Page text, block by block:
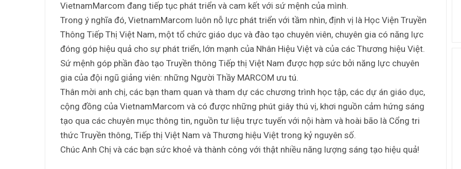
VietnamMarcom đang tiếp tục phát triển và cam kết với sứ mệnh của mình.
Trong ý nghĩa đó, VietnamMarcom luôn nỗ lực phát triển với tầm nhìn, định vị là Học Viện Truyền
Thông Tiếp Thị Việt Nam, một tổ chức giáo dục và đào tạo chuyên viên, chuyên gia có năng lực
đóng góp hiệu quả cho sự phát triển, lớn mạnh của Nhân Hiệu Việt và của các Thương hiệu Việt.
Sứ mệnh góp phần đào tạo Truyền thông Tiếp thị Việt Nam được hợp sức bởi năng lực chuyên
gia của đội ngũ giảng viên: những Người Thầy MARCOM ưu tú.
Thân mời anh chị, các bạn tham quan và tham dự các chương trình học tập, các dự án giáo dục,
cộng đồng của VietnamMarcom và có được những phút giây thú vị, khơi nguồn cảm hứng sáng
tạo qua các chuyên mục thông tin, nguồn tư liệu trực tuyến với nội hàm và hoài bão là Cổng tri
thức Truyền thông, Tiếp thị Việt Nam và Thương hiệu Việt trong kỷ nguyên số.
Chúc Anh Chị và các bạn sức khoẻ và thành công với thật nhiều năng lượng sáng tạo hiệu quả!